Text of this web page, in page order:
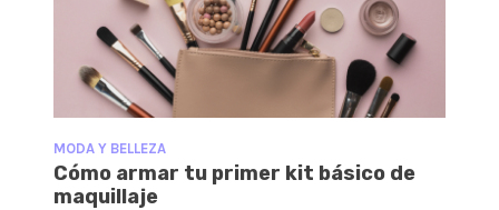
MODA Y BELLEZA
Cómo armar tu primer kit básico de
maquillaje